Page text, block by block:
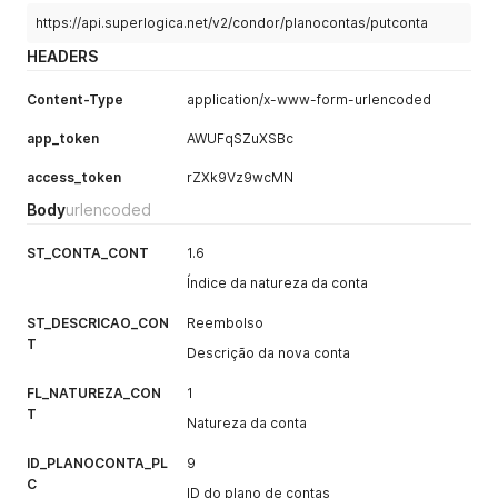
    "st_contacontabil_cont": "",
    "st_contacontabildebito_cont": ""
]
https://api.superlogica.net/v2/condor/planocontas/putconta
HEADERS
Content-Type application/x-www-form-urlencoded
app_token AWUFqSZuXSBc
access_token rZXk9Vz9wcMN
Bodyurlencoded
ST_CONTA_CONT
1.6
Índice da natureza da conta
ST_DESCRICAO_CON
T
Reembolso
Descrição da nova conta
FL_NATUREZA_CON
T
1
Natureza da conta
ID_PLANOCONTA_PL
C
9
ID do plano de contas